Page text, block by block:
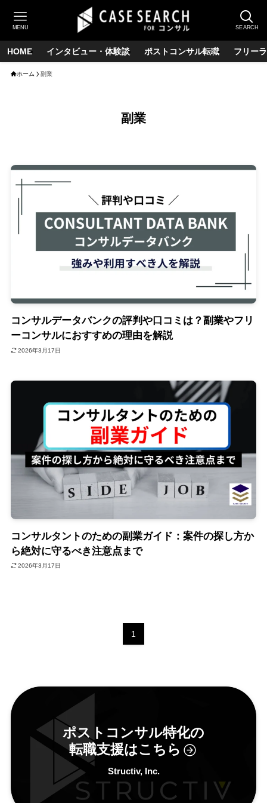
SEARCH
MENU
HOME インタビュー・体験談 ポストコンサル転職 フリー
ホーム 副業
副業
コンサルデータバンクの評判や口コミは？副業やフリ
ーコンサルにおすすめの理由を解説
2026年3月17日
コンサルタントのための副業ガイド：案件の探し方か
ら絶対に守るべき注意点まで
2026年3月17日
1
ポストコンサル特化の
転職支援はこちら
Structiv, Inc.